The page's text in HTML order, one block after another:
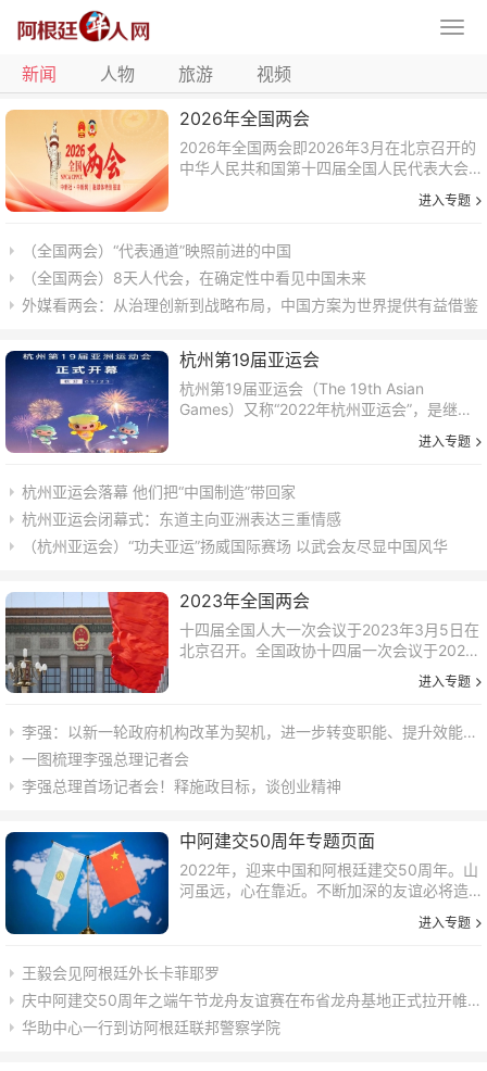
新闻 人物 旅游 视频
2026年全国两会
2026年全国两会即2026年3月在北京召开的
中华人民共和国第十四届全国人民代表大会
届全国委员会第四次会议。十四届全国人大
进入专题
（全国两会）“代表通道”映照前进的中国
（全国两会）8天人代会，在确定性中看见中国未来
外媒看两会：从治理创新到战略布局，中国方案为世界提供有益借鉴
杭州第19届亚运会
杭州第19届亚运会（The 19th Asian
Games）又称“2022年杭州亚运会”，是继
后，中国第三次举办亚洲最高规格的国际综
进入专题
杭州亚运会落幕 他们把“中国制造”带回家
杭州亚运会闭幕式：东道主向亚洲表达三重情感
（杭州亚运会）“功夫亚运”扬威国际赛场 以武会友尽显中国风华
2023年全国两会
十四届全国人大一次会议于2023年3月5日在
北京召开。全国政协十四届一次会议于2023
进入专题
李强：以新一轮政府机构改革为契机，进一步转变职能、提升效能、改进作风
一图梳理李强总理记者会
李强总理首场记者会！释施政目标，谈创业精神
中阿建交50周年专题页面
2022年，迎来中国和阿根廷建交50周年。山
河虽远，心在靠近。不断加深的友谊必将造
进入专题
王毅会见阿根廷外长卡菲耶罗
庆中阿建交50周年之端午节龙舟友谊赛在布省龙舟基地正式拉开帷幕
华助中心一行到访阿根廷联邦警察学院